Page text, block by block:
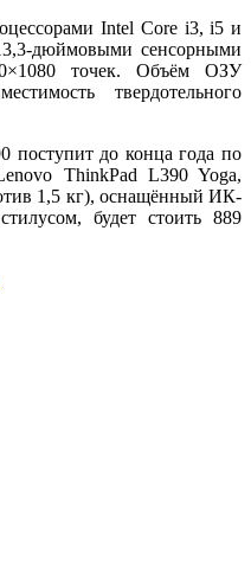
Intel Core i3, i5 и
дюймовыми сенсорными
точек. Объём ОЗУ
твердотельного
поступит до конца года по
ThinkPad L390 Yoga,
1,5 кг), оснащённый ИК-
будет стоить 889